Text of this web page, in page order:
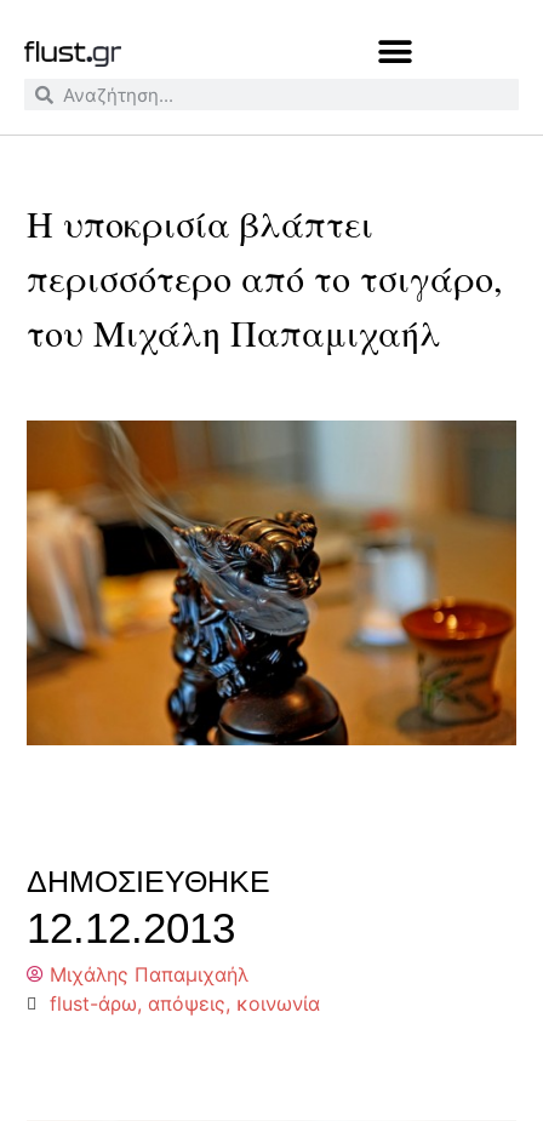
Η υποκρισία βλάπτει
περισσότερο από το τσιγάρο,
του Μιχάλη Παπαμιχαήλ
ΔΗΜΟΣΙΕΎΘΗΚΕ
12.12.2013
Μιχάλης Παπαμιχαήλ
flust-άρω,απόψεις, κοινωνία